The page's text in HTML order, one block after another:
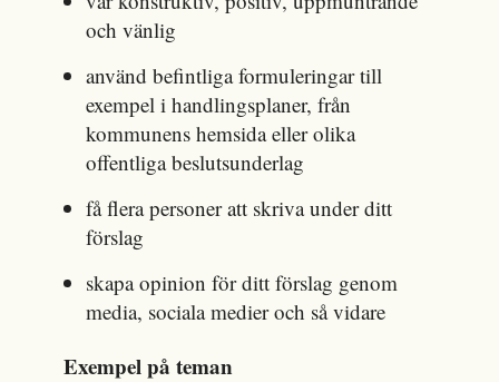
och vänlig
använd befintliga formuleringar till
exempel i handlingsplaner, från
kommunens hemsida eller olika
offentliga beslutsunderlag
få flera personer att skriva under ditt
förslag
skapa opinion för ditt förslag genom
media, sociala medier och så vidare
Exempel på teman